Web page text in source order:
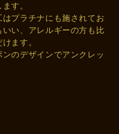
す。
プラチナにも施されてお
い、アレルギーの方も比
ます。
のデザインでアンクレッ